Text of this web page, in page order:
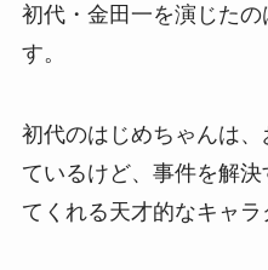
初代・金田一を演じた
す。
初代のはじめちゃんは
ているけど、事件を解
てくれる天才的なキャラ